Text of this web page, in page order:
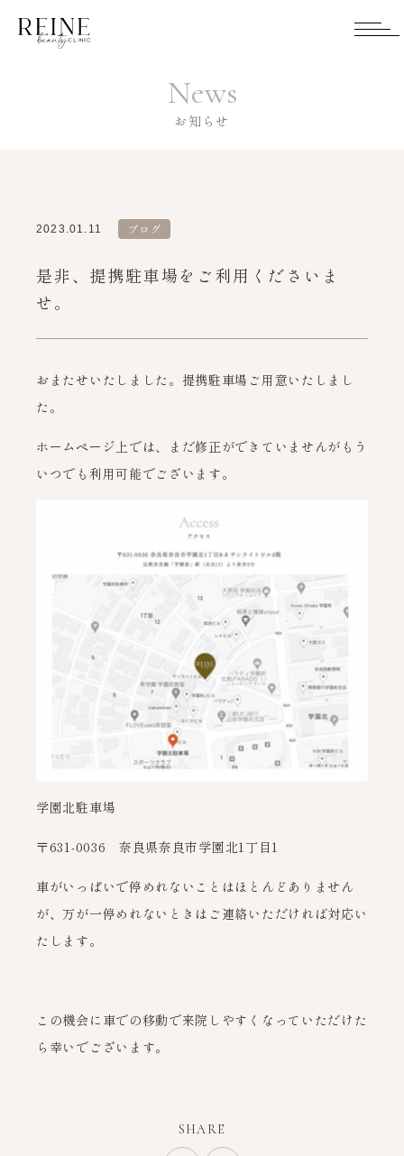
News
お知らせ
2023.01.11 ブログ
是非、提携駐車場をご利用くださいま
せ。
おまたせいたしました。提携駐車場ご用意いたしまし
た。
ホームページ上では、まだ修正ができていませんがもう
いつでも利用可能でございます。
学園北駐車場
〒631‐0036 奈良県奈良市学園北1丁目1
車がいっぱいで停めれないことはほとんどありません
が、万が一停めれないときはご連絡いただければ対応い
たします。
この機会に車での移動で来院しやすくなっていただけた
ら幸いでございます。
SHARE
シェア